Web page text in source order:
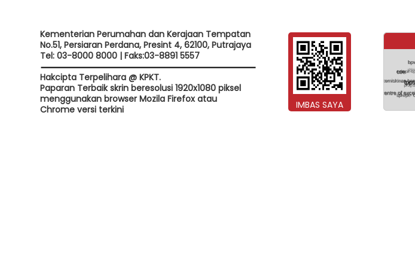
Kementerian Perumahan dan Kerajaan Tempatan
No.51, Persiaran Perdana, Presint 4, 62100, Putrajaya
Tel: 03-8000 8000 | Faks:03-8891 5557
Hakcipta Terpelihara @ KPKT.
Paparan Terbaik skrin beresolusi 1920x1080 piksel
menggunakan browser Mozila Firefox atau
Chrome versi terkini
IMBAS SAYA